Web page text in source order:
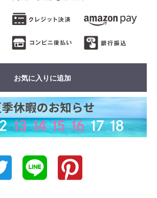
お気に入りに追加